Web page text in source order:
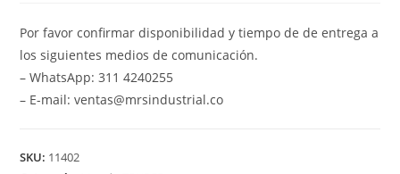
Por favor confirmar disponibilidad y tiempo de de entrega a
los siguientes medios de comunicación.
– WhatsApp: 311 4240255
– E-mail: ventas@mrsindustrial.co
SKU: 11402